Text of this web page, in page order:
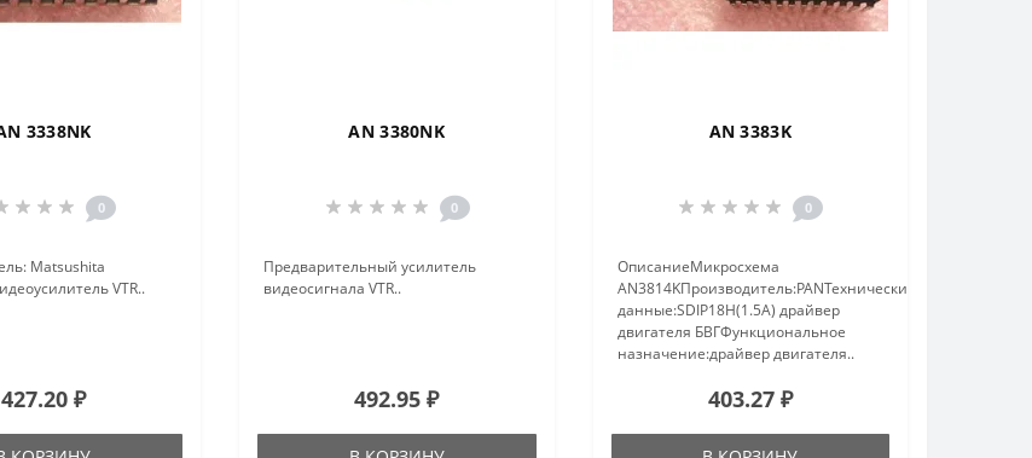
3338NK
0
Matsushita
VTR..
427.20 ₽
AN 3380NK
0
Предварительный усилитель
видеосигнала VTR..
492.95 ₽
AN 3383K
0
ОписаниеМикросхема
AN3814KПроизводитель:PANТехнические
данные:SDIP18H(1.5A) драйвер
двигателя БВГФункциональное
назначение:драйвер двигателя..
403.27 ₽